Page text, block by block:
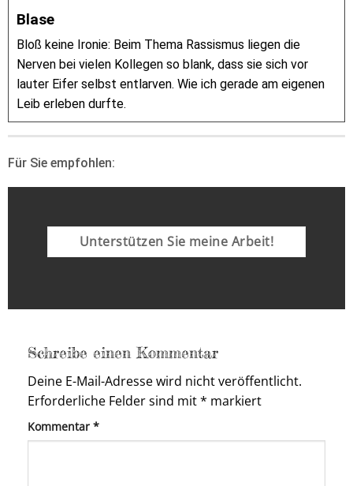
Blase
Bloß keine Ironie: Beim Thema Rassismus liegen die
Nerven bei vielen Kollegen so blank, dass sie sich vor
lauter Eifer selbst entlarven. Wie ich gerade am eigenen
Leib erleben durfte.
Für Sie empfohlen:
Unterstützen Sie meine Arbeit!
Schreibe einen Kommentar
Deine E-Mail-Adresse wird nicht veröffentlicht.
Erforderliche Felder sind mit* markiert
Kommentar *